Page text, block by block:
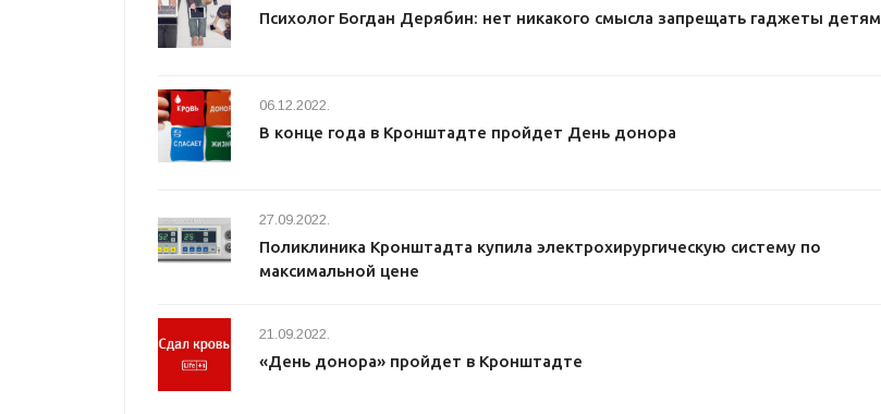
Психолог Богдан Дерябин: нет никакого смысла запрещать гаджеты детям
06.12.2022.
В конце года в Кронштадте пройдет День донора
27.09.2022.
Поликлиника Кронштадта купила электрохирургическую систему по
максимальной цене
21.09.2022.
«День донора» пройдет в Кронштадте